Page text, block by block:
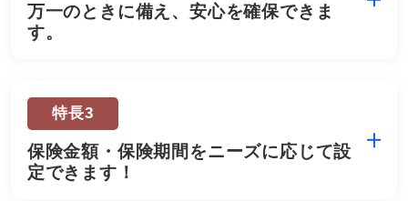
万一のときに備え、安心を確保できま
す。
特長3
保険金額・保険期間をニーズに応じて設
定できます！